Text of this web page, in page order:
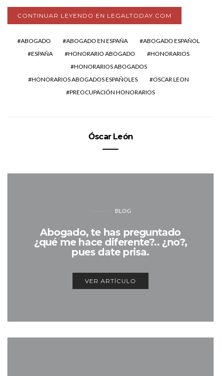
CONTINUAR LEYENDO EN LEGALTODAY.COM
ABOGADO ABOGADO EN ESPAÑA
ABOGADO ESPAÑOL
ESPAÑA
HONORARIO ABOGADO
HONORARIOS
HONORARIOS ABOGADOS
HONORARIOS ABOGADOS ESPAÑOLES
OSCAR LEON
PREOCUPACIÓN HONORARIOS
Óscar León
BLOG
Abogado, te has preguntado
¿qué me hace diferente?.. ¿no?,
pues date prisa.
VER ARTÍCULO